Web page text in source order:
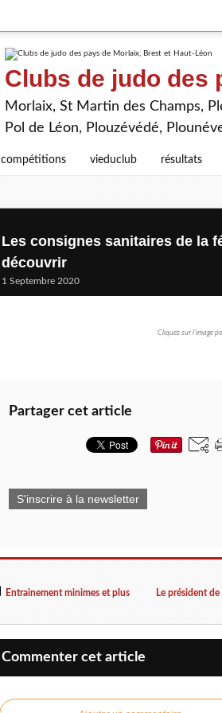
Clubs de judo des
Morlaix, St Martin des Champs,
Pol de Léon, Plouzévédé,
compétitions vieduclub résultats
Les consignes sanitaires de la
découvrir
1 Septembre 2020
Cliquez sur l'image
Partager cet article
S'inscrire à la newsletter
Entrainement minimes et plus Le président
Commenter cet article